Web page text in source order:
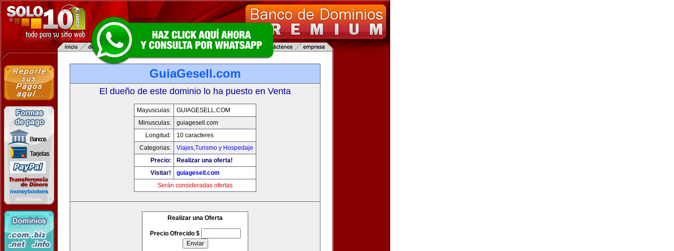
GuiaGesell.com
El dueño de este dominio lo ha puesto en Venta
Mayusculas:
GUIAGESELL.COM
Minusculas:
guiagesell.com
Longitud:
10 caracteres
Categorias:
Viajes,Turismo y Hospedaje
Precio:
Realizar una oferta!
Visitar!
guiagesell.com
Serán consideradas ofertas
Realizar una Oferta
Precio Ofrecido $